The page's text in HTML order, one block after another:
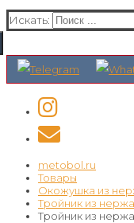
Искать:
metobol.ru
Товары
Окожушка из
Тройник из
Тройник из